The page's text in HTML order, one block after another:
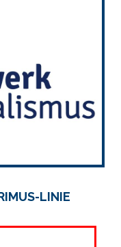
LINIE